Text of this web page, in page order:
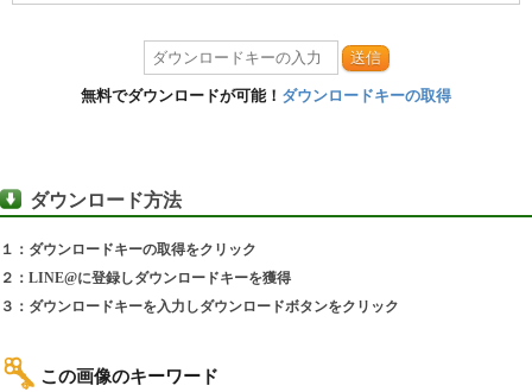
送信
無料でダウンロードが可能！ ダウンロードキーの取得
ダウンロード方法
１：ダウンロードキーの取得をクリック
２：LINE@に登録しダウンロードキーを獲得
３：ダウンロードキーを入力しダウンロードボタンをクリック
この画像のキーワード